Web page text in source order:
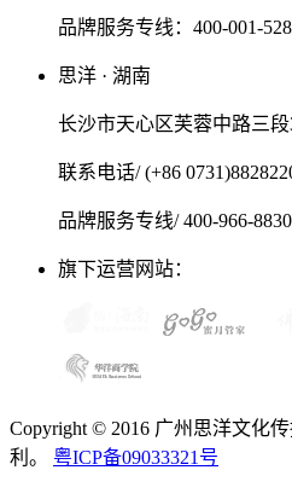
品牌服务专线：400-001-
思洋 · 湖南
长沙市天心区芙蓉中路三
联系电话/ (+86
品牌服务专线/ 400-966-8830
旗下运营网站：
Copyright © 2016 广州思洋文化
利。 粤ICP备09033321号